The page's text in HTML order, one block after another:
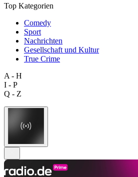
Top Kategorien
Comedy
Sport
Nachrichten
Gesellschaft und Kultur
True Crime
A - H
I - P
Q - Z